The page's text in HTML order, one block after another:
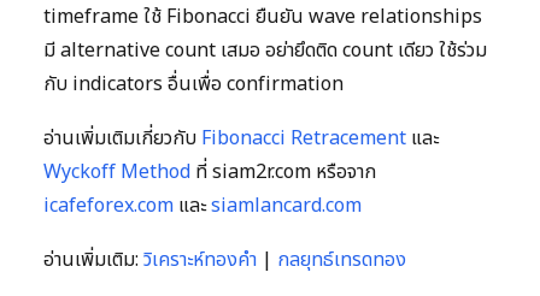
timeframe ใช้ Fibonacci ยืนยัน wave relationships
มี alternative count เสมอ อย่ายึดติด count เดียว ใช้ร่วม
กับ indicators อื่นเพื่อ confirmation
อ่านเพิ่มเติมเกี่ยวกับ Fibonacci Retracement และ
Wyckoff Method ที่ siam2r.com หรือจาก
icafeforex.com และsiamlancard.com
อ่านเพิ่มเติม: วิเคราะห์ทองคำ | กลยุทธ์เทรดทอง